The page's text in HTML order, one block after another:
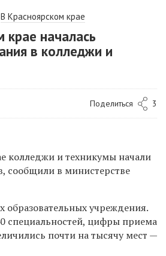
В Красноярском крае
крае началась
в колледжи и
Поделиться 3
колледжи и техникумы начали
сообщили в министерстве
образовательных учреждения.
специальностей, цифры приема
почти на тысячу мест —